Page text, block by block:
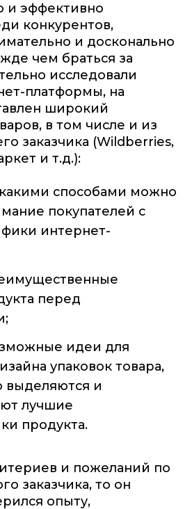
и эффективно
конкурентов,
и досконально
чем браться за
исследовали
платформы, на
широкий
в том числе и из
заказчика (Wildberries,
и т.д.):
способами можно
покупателей с
интернет-
перед
идеи для
упаковок товара,
выделяются и
лучшие
продукта.
и пожеланий по
заказчика, то он
опыту,